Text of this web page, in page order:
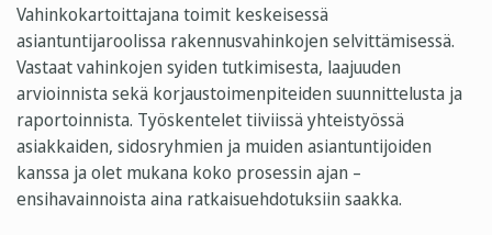
Vahinkokartoittajana toimit keskeisessä
asiantuntijaroolissa rakennusvahinkojen selvittämisessä.
Vastaat vahinkojen syiden tutkimisesta, laajuuden
arvioinnista sekä korjaustoimenpiteiden suunnittelusta ja
raportoinnista. Työskentelet tiiviissä yhteistyössä
asiakkaiden, sidosryhmien ja muiden asiantuntijoiden
kanssa ja olet mukana koko prosessin ajan –
ensihavainnoista aina ratkaisuehdotuksiin saakka.